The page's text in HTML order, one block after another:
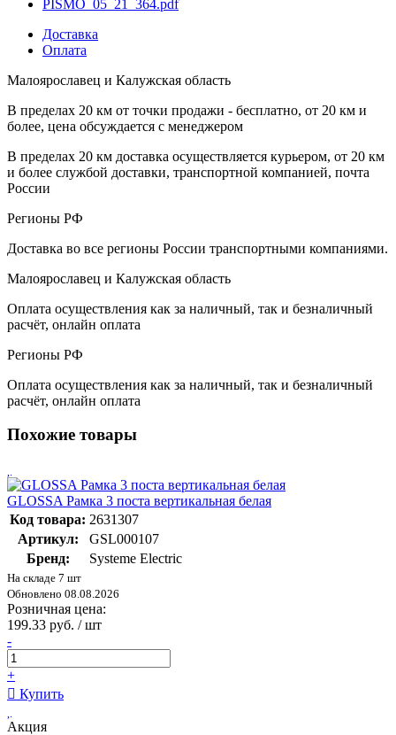
PISMO_05_21_364.pdf
Доставка
Оплата
Малоярославец и Калужская область
В пределах 20 км от точки продажи - бесплатно, от 20 км и
более, цена обсуждается с менеджером
В пределах 20 км доставка осуществляется курьером, от 20 км
и более службой доставки, транспортной компанией, почта
России
Регионы РФ
Доставка во все регионы России транспортными компаниями.
Малоярославец и Калужская область
Оплата осуществления как за наличный, так и безналичный
расчёт, онлайн оплата
Регионы РФ
Оплата осуществления как за наличный, так и безналичный
расчёт, онлайн оплата
Похожие товары
GLOSSA Рамка 3 поста вертикальная белая
Код товара: 2631307
Артикул:
GSL000107
Бренд:
Systeme Electric
На складе 7 шт
Обновлено 08.08.2026
Розничная цена:
199.33 руб. / шт
-
+
Купить
Акция